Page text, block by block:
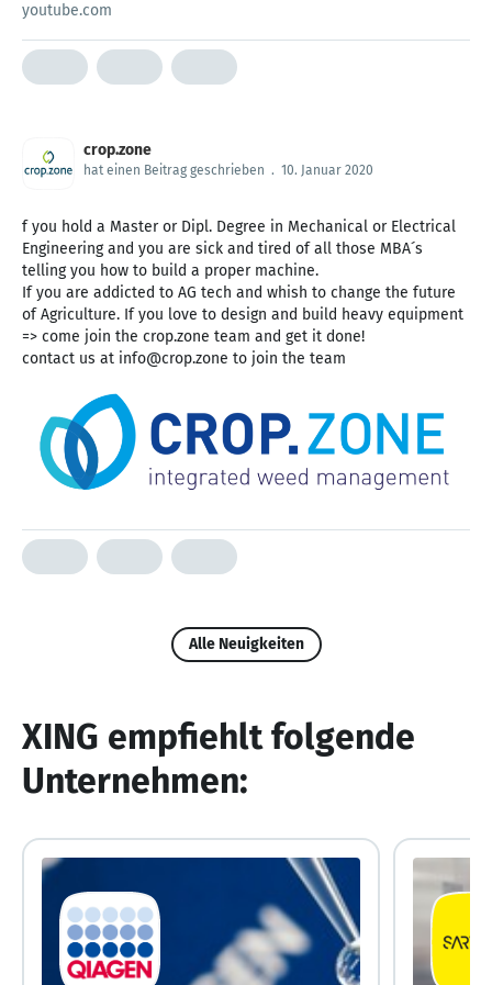
youtube.com
crop.zone
hat einen Beitrag geschrieben . 10. Januar 2020
f you hold a Master or Dipl. Degree in Mechanical or Electrical
Engineering and you are sick and tired of all those MBA´s
telling you how to build a proper machine.
If you are addicted to AG tech and whish to change the future
of Agriculture. If you love to design and build heavy equipment
=> come join the crop.zone team and get it done!
contact us at info@crop.zone to join the team
Alle Neuigkeiten
XING empfiehlt folgende
Unternehmen: